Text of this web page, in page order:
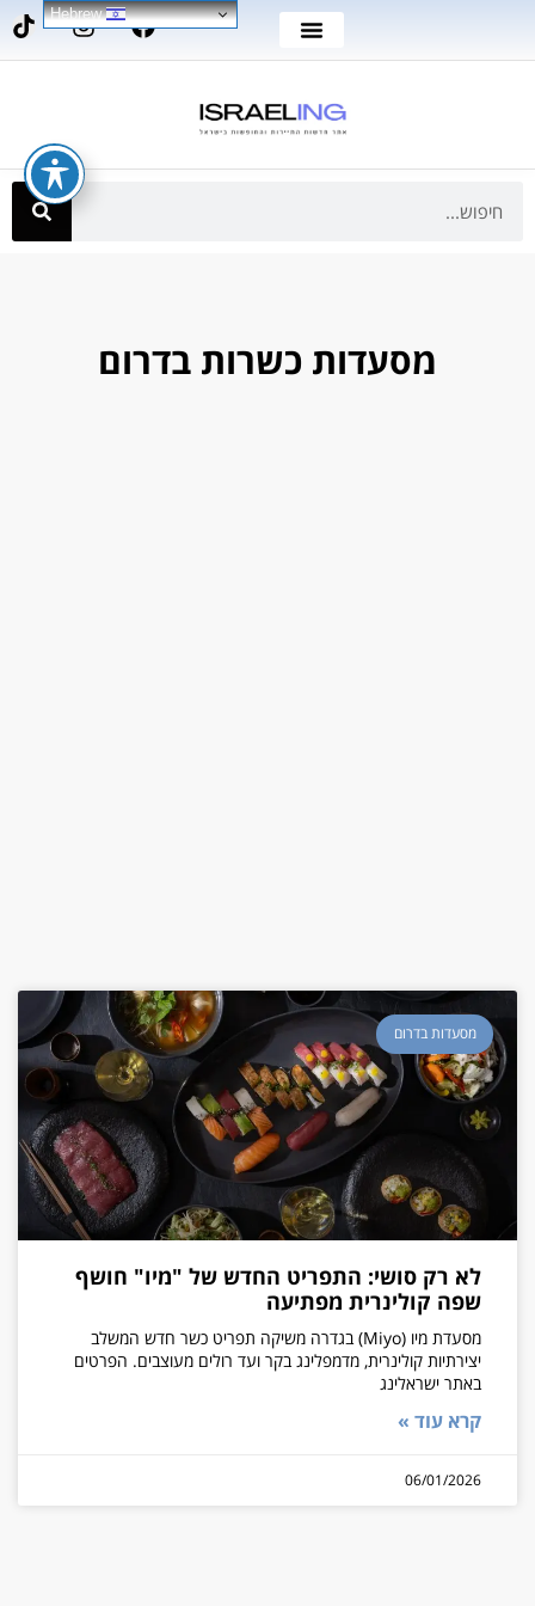
מסעדות כשרות בדרום
מסעדות בדרום
לא רק סושי: התפריט החדש של "מיו" חושף
שפה קולינרית מפתיעה
מסעדת מיו (Miyo) בגדרה משיקה תפריט כשר חדש המשלב
יצירתיות קולינרית, מדמפלינג בקר ועד רולים מעוצבים. הפרטים
באתר ישראלינג
קרא עוד »
06/01/2026
Hebrew